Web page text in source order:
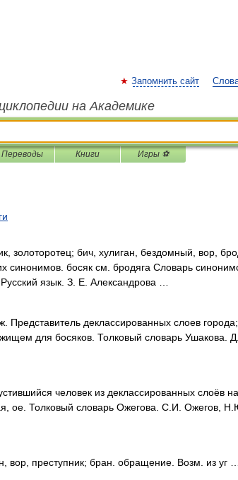
Запомнить сайт
на Академике
Переводы Книги Игры ⚽
золоторотец; бич, хулиган, бездомный, вор,
босяк см. бродяга Словарь
язык. З. Е. Александрова …
деклассированных слоев города;
для босяков. Толковый словарь Ушакова.
человек из деклассированных слоёв
ое. Толковый словарь Ожегова. С.И. Ожегов,
преступник; бран. обращение. Возм. из уг …